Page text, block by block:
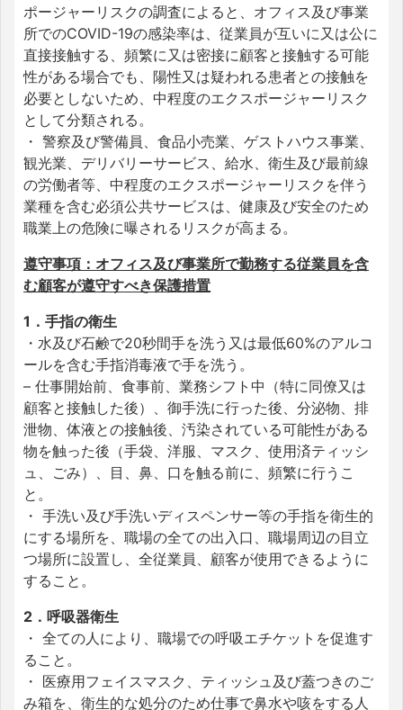
ポージャーリスクの調査によると、オフィス及び事業
所でのCOVID-19の感染率は、従業員が互いに又は公に
直接接触する、頻繁に又は密接に顧客と接触する可能
性がある場合でも、陽性又は疑われる患者との接触を
必要としないため、中程度のエクスポージャーリスク
として分類される。
・ 警察及び警備員、食品小売業、ゲストハウス事業、
観光業、デリバリーサービス、給水、衛生及び最前線
の労働者等、中程度のエクスポージャーリスクを伴う
業種を含む必須公共サービスは、健康及び安全のため
職業上の危険に曝されるリスクが高まる。
遵守事項：オフィス及び事業所で勤務する従業員を含
む顧客が遵守すべき保護措置
1．手指の衛生
・水及び石鹸で20秒間手を洗う又は最低60%のアルコ
ールを含む手指消毒液で手を洗う。
– 仕事開始前、食事前、業務シフト中（特に同僚又は
顧客と接触した後）、御手洗に行った後、分泌物、排
泄物、体液との接触後、汚染されている可能性がある
物を触った後（手袋、洋服、マスク、使用済ティッシ
ュ、ごみ）、目、鼻、口を触る前に、頻繁に行うこ
と。
・ 手洗い及び手洗いディスペンサー等の手指を衛生的
にする場所を、職場の全ての出入口、職場周辺の目立
つ場所に設置し、全従業員、顧客が使用できるように
すること。
2．呼吸器衛生
・ 全ての人により、職場での呼吸エチケットを促進す
ること。
・ 医療用フェイスマスク、ティッシュ及び蓋つきのご
み箱を、衛生的な処分のため仕事で鼻水や咳をする人